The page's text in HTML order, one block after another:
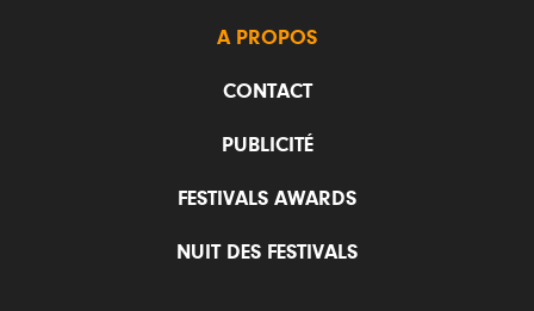
A PROPOS
CONTACT
PUBLICITÉ
FESTIVALS AWARDS
NUIT DES FESTIVALS